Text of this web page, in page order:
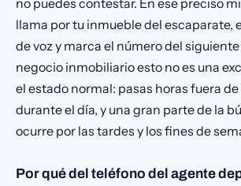
llama por tu inmueble del escaparate,
de voz y marca el número del
negocio inmobiliario esto no es una
el estado normal: pasas horas fuera
durante el día, y una gran parte de la
ocurre por las tardes y los fines de
Por qué del teléfono del agente